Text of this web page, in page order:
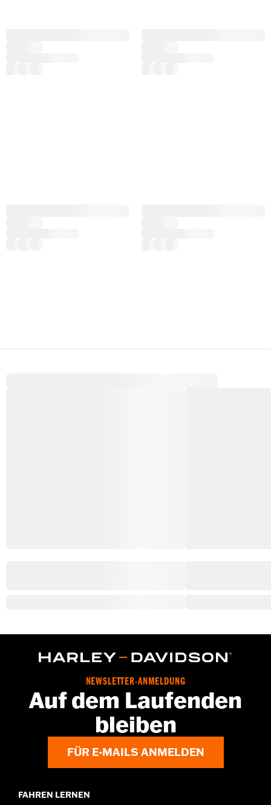
NEWSLETTER-ANMELDUNG
Auf dem Laufenden
bleiben
FÜR E-MAILS ANMELDEN
FAHREN LERNEN